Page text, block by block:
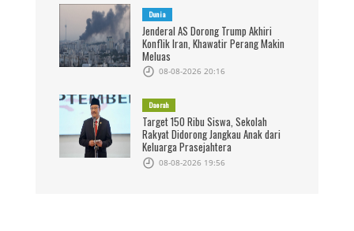
Dunia
Jenderal AS Dorong Trump Akhiri
Konflik Iran, Khawatir Perang Makin
Meluas
08-08-2026 20:16
Daerah
Target 150 Ribu Siswa, Sekolah
Rakyat Didorong Jangkau Anak dari
Keluarga Prasejahtera
08-08-2026 19:56